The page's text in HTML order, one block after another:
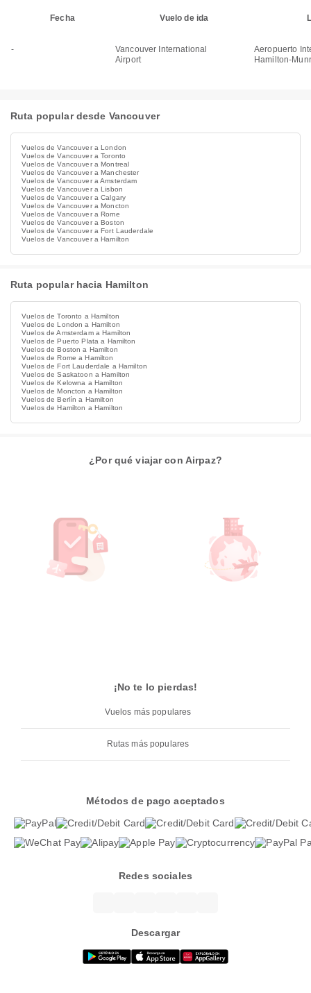
Fecha Vuelo de ida
-
Vancouver International
Airport
Aeropuerto
Hamilton-
Ruta popular desde Vancouver
Vuelos de Vancouver a London
Vuelos de Vancouver a Toronto
Vuelos de Vancouver a Montreal
Vuelos de Vancouver a Manchester
Vuelos de Vancouver a Amsterdam
Vuelos de Vancouver a Lisbon
Vuelos de Vancouver a Calgary
Vuelos de Vancouver a Moncton
Vuelos de Vancouver a Rome
Vuelos de Vancouver a Boston
Vuelos de Vancouver a Fort Lauderdale
Vuelos de Vancouver a Hamilton
Ruta popular hacia Hamilton
Vuelos de Toronto a Hamilton
Vuelos de London a Hamilton
Vuelos de Amsterdam a Hamilton
Vuelos de Puerto Plata a Hamilton
Vuelos de Boston a Hamilton
Vuelos de Rome a Hamilton
Vuelos de Fort Lauderdale a Hamilton
Vuelos de Saskatoon a Hamilton
Vuelos de Kelowna a Hamilton
Vuelos de Moncton a Hamilton
Vuelos de Berlín a Hamilton
Vuelos de Hamilton a Hamilton
¿Por qué viajar con Airpaz?
¡No te lo pierdas!
Vuelos más populares
Rutas más populares
Métodos de pago aceptados
Redes sociales
Descargar